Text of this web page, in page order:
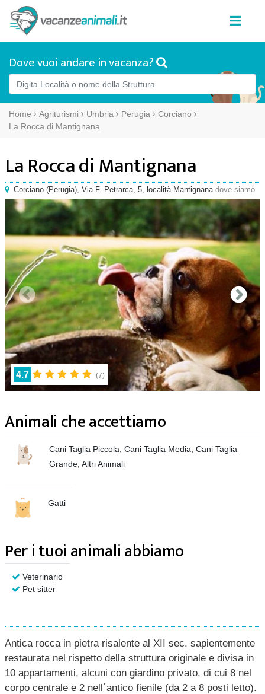
Dove vuoi andare in vacanza?
Home Agriturismi Umbria Perugia
Corciano
La Rocca di Mantignana
La Rocca di Mantignana
Corciano (Perugia), Via F. Petrarca, 5, località Mantignana dove siamo
4.7 (7)
Animali che accettiamo
Cani Taglia Piccola, Cani Taglia Media, Cani Taglia
Grande, Altri Animali
Gatti
Per i tuoi animali abbiamo
Veterinario
Pet sitter
Antica rocca in pietra risalente al XII sec. sapientemente
restaurata nel rispetto della struttura originale e divisa in
10 appartamenti, alcuni con giardino privato, di cui 8 nel
corpo centrale e 2 nell´antico fienile (da 2 a 8 posti letto).